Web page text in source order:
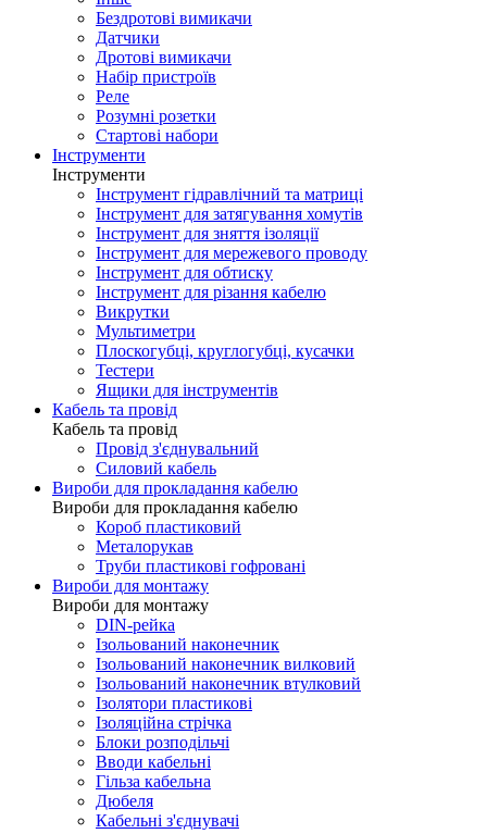
Бездротові вимикачи
Датчики
Дротові вимикачи
Набір пристроїв
Реле
Розумні розетки
Стартові набори
Інструменти
Інструменти
Інструмент гідравлічний та матриці
Інструмент для затягування хомутів
Інструмент для зняття ізоляції
Інструмент для мережевого проводу
Інструмент для обтиску
Інструмент для різання кабелю
Викрутки
Мультиметри
Плоскогубці, круглогубці, кусачки
Тестери
Ящики для інструментів
Кабель та провід
Кабель та провід
Провід з'єднувальний
Силовий кабель
Вироби для прокладання кабелю
Вироби для прокладання кабелю
Короб пластиковий
Металорукав
Труби пластикові гофровані
Вироби для монтажу
Вироби для монтажу
DIN-рейка
Ізольований наконечник
Ізольований наконечник вилковий
Ізольований наконечник втулковий
Ізолятори пластикові
Ізоляційна стрічка
Блоки розподільчі
Вводи кабельні
Гільза кабельна
Дюбеля
Кабельнi з'єднувачi